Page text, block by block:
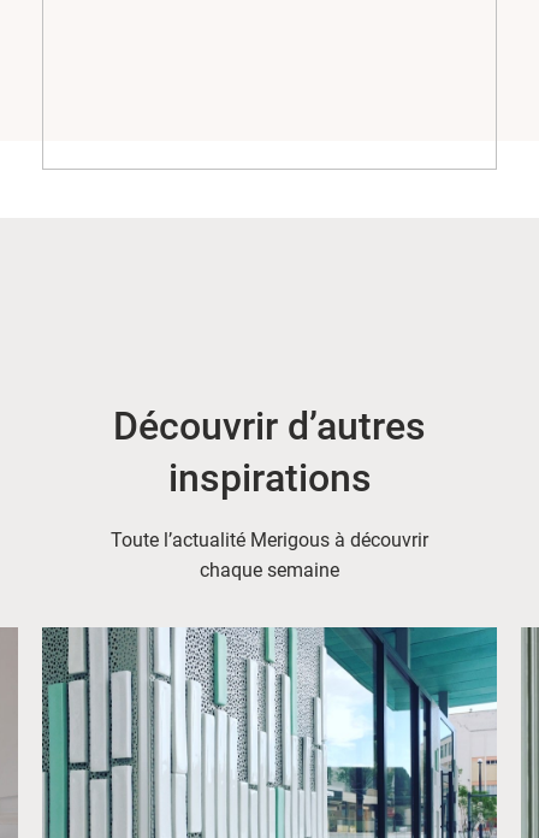
Découvrir d’autres
inspirations
Toute l’actualité Merigous à découvrir
chaque semaine